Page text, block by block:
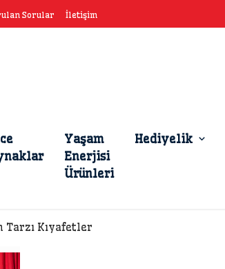
Sorular İletişim
Yaşam
Enerjisi
Ürünleri
Hediyelik
Tarzı Kıyafetler